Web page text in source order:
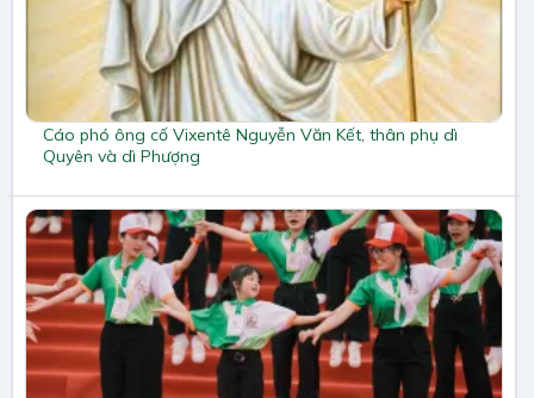
Cáo phó ông cố Vixentê Nguyễn Văn Kết, thân phụ dì
Quyên và dì Phượng